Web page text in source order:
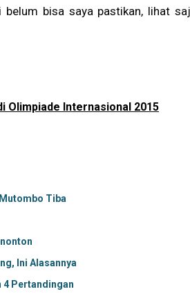
bisa saya pastikan, lihat
Olimpiade Internasional 2015
Tiba
Ini Alasannya
4 Pertandingan